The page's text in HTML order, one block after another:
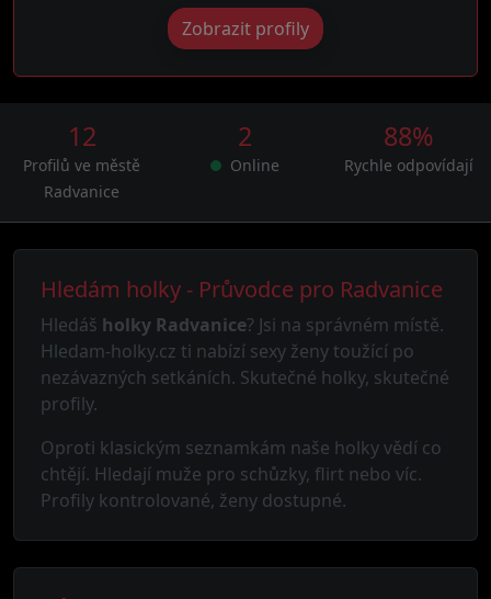
Zobrazit profily
12
Profilů ve městě
Radvanice
2
Online
88%
Rychle odpovídají
Hledám holky - Průvodce pro Radvanice
Hledáš holky Radvanice? Jsi na správném místě.
Hledam-holky.cz ti nabízí sexy ženy toužící po
nezávazných setkáních. Skutečné holky, skutečné
profily.
Oproti klasickým seznamkám naše holky vědí co
chtějí. Hledají muže pro schůzky, flirt nebo víc.
Profily kontrolované, ženy dostupné.